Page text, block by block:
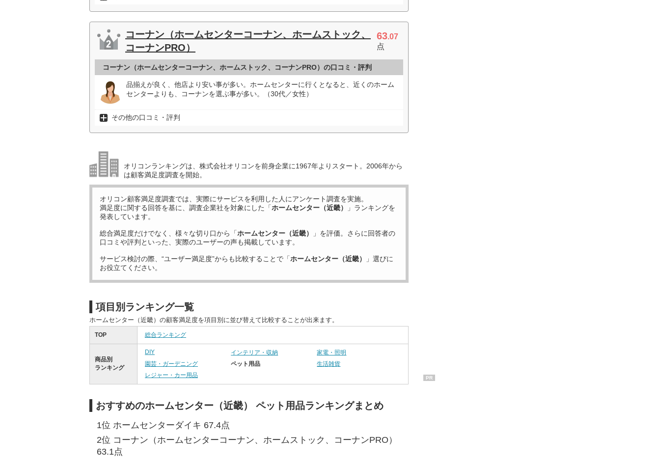
コーナン（ホームセンターコーナン、ホームストック、
コーナンPRO）
63.07
点
コーナン（ホームセンターコーナン、ホームストック、コーナンPRO）の口コミ・評判
品揃えが良く、他店より安い事が多い。ホームセンターに行くとなると、近くのホーム
センターよりも、コーナンを選ぶ事が多い。（30代／女性）
その他の口コミ・評判
オリコンランキングは、株式会社オリコンを前身企業に1967年よりスタート。2006年から
は顧客満足度調査を開始。
オリコン顧客満足度調査では、実際にサービスを利用した 人にアンケート調査を実施。
満足度に関する回答を基に、調査企業社を対象にした「ホームセンター（近畿）
」ランキングを
発表しています。
総合満足度だけでなく、様々な切り口から「ホームセンター（近畿）
」を評価。さらに回答者の
口コミや評判といった、実際のユーザーの声も掲載しています。
サービス検討の際、“ユーザー満足度”からも比較することで「ホームセンター（近畿）
」選びに
お役立てください。
項目別ランキング一覧
ホームセンター（近畿）の顧客満足度を項目別に並び替えて比較することが出来ます。
TOP 総合ランキング
商品別
ランキング
DIY インテリア・収納
家電・照明
園芸・ガーデニング
ペット用品
生活雑貨
レジャー・カー用品
おすすめのホームセンター（近畿） ペット用品ランキングまとめ
1位 ホームセンターダイキ 67.4点
2位 コーナン（ホームセンターコーナン、ホームストック、コーナンPRO）
63.1点
PR